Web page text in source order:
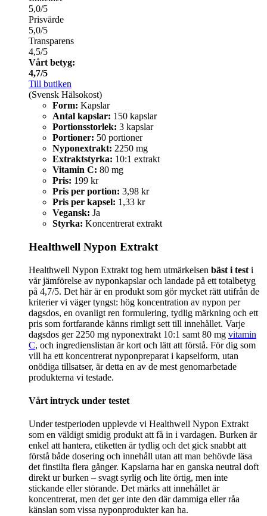
5,0/5
Prisvärde
5,0/5
Transparens
4,5/5
Vårt betyg:
4,7/5
Till butiken
(Svensk Hälsokost)
Form: Kapslar
Antal kapslar: 150 kapslar
Portionsstorlek: 3 kapslar
Portioner: 50 portioner
Nyponextrakt: 2250 mg
Extraktstyrka: 10:1 extrakt
Vitamin C: 80 mg
Pris: 199 kr
Pris per portion: 3,98 kr
Pris per kapsel: 1,33 kr
Vegansk: Ja
Styrka: Koncentrerat extrakt
Healthwell Nypon Extrakt
Healthwell Nypon Extrakt tog hem utmärkelsen bäst i test i
vår jämförelse av nyponkapslar och landade på ett totalbetyg
på 4,7/5. Det här är en produkt som gör mycket rätt utifrån de
kriterier vi väger tyngst: hög koncentration av nypon per
dagsdos, en ovanligt ren formulering, tydlig märkning och ett
pris som fortfarande känns rimligt sett till innehållet. Varje
dagsdos ger 2250 mg nyponextrakt 10:1 samt 80 mg vitamin
C, och ingredienslistan är kort och lätt att förstå. För dig som
vill ha ett koncentrerat nyponpreparat i kapselform, utan
onödiga tillsatser, är detta en av de mest genomarbetade
produkterna vi testade.
Vårt intryck under testet
Under testperioden upplevde vi Healthwell Nypon Extrakt
som en väldigt smidig produkt att få in i vardagen. Burken är
enkel att hantera, etiketten är tydlig och det gick snabbt att
förstå både dosering och innehåll utan att man behövde läsa
det finstilta flera gånger. Kapslarna har en ganska neutral doft
direkt ur burken – svagt syrlig och lite örtig, men inte
stickande eller störande. Det märks att innehållet är
koncentrerat, men det ger inte den där dammiga eller råa
känslan som vissa nyponprodukter kan ha.